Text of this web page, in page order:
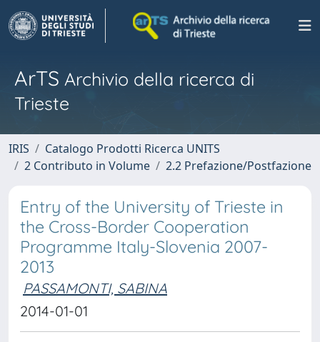
ArTS Archivio della ricerca di
Trieste
IRIS
Catalogo Prodotti Ricerca UNITS
2 Contributo in Volume
2.2 Prefazione/Postfazione
Entry of the University of Trieste in
the Cross-Border Cooperation
Programme Italy-Slovenia 2007-
2013
PASSAMONTI, SABINA
2014-01-01